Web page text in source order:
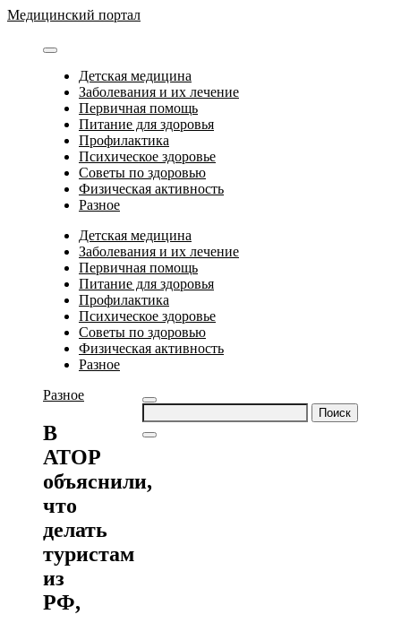
Перейти
содержимому
Медицинский портал
Детская медицина
Заболевания и их лечение
Первичная помощь
Питание для здоровья
Профилактика
Психическое здоровье
Советы по здоровью
Физическая активность
Разное
Детская медицина
Заболевания и их лечение
Первичная помощь
Питание для здоровья
Профилактика
Психическое здоровье
Советы по здоровью
Физическая активность
Разное
Найти:
Разное
В
АТОР
объяснили,
что
делать
туристам
из
РФ,